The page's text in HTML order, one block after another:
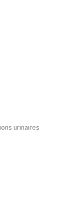
urinaires